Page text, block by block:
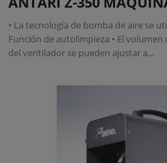
• La tecnología de bomba de aire se
Función de autolimpieza • El
del ventilador se pueden ajustar a...